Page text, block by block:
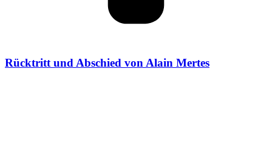
Rücktritt und Abschied von Alain Mertes